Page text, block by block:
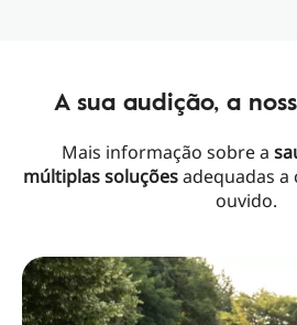
A sua audição, a
Mais informação sobre a
múltiplas soluçõesadequadas a
ouvido.